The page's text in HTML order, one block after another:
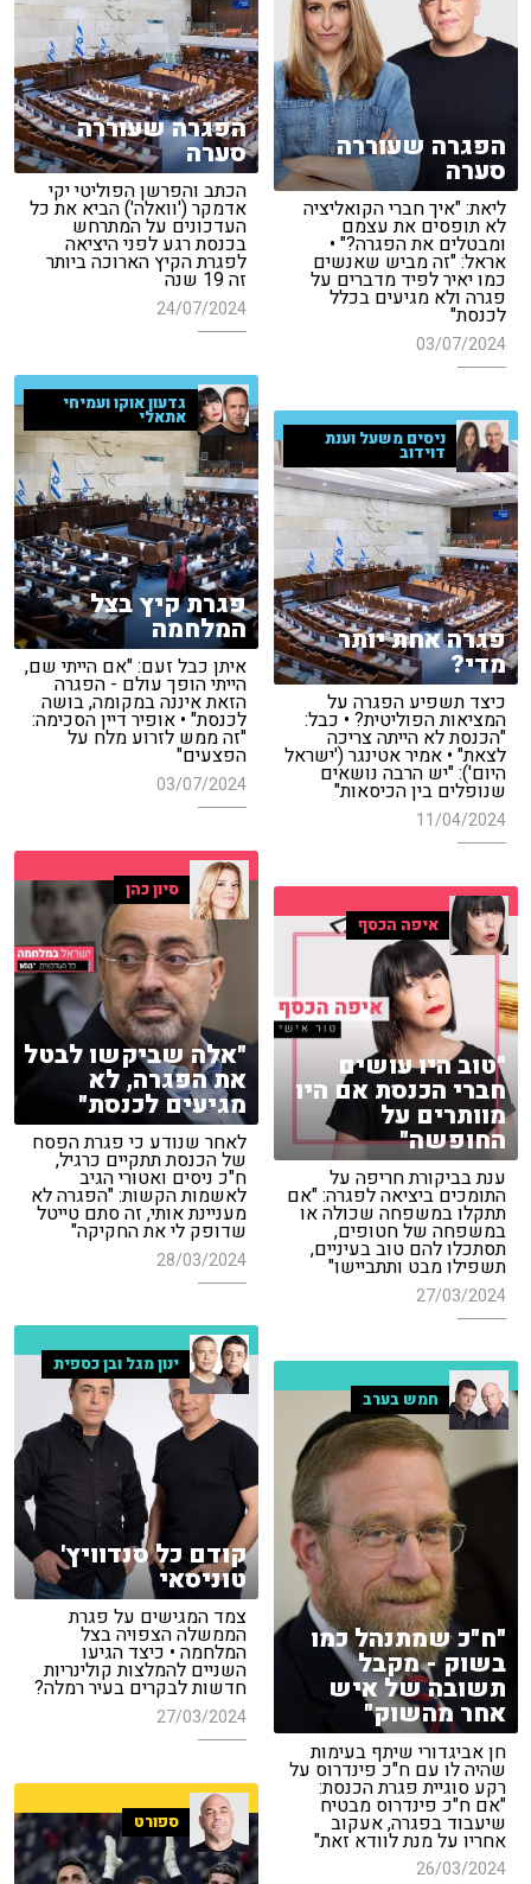
הפגרה שעוררה
סערה
הכתב והפרשן הפוליטי יקי
אדמקר ('וואלה') הביא את כל
העדכונים על המתרחש
בכנסת רגע לפני היציאה
לפגרת הקיץ הארוכה ביותר
זה 19 שנה
24/07/2024
הפגרה שעוררה
סערה
ליאת: "איך חברי הקואליציה
לא תופסים את עצמם
ומבטלים את הפגרה?" •
אראל: "זה מביש שאנשים
כמו יאיר לפיד מדברים על
פגרה ולא מגיעים בכלל
לכנסת"
03/07/2024
גדעון אוקו ועמיחי
אתאלי
פגרת קיץ בצל
המלחמה
איתן כבל זעם: "אם הייתי שם,
הייתי הופך עולם - הפגרה
הזאת איננה במקומה, בושה
לכנסת" • אופיר דיין הסכימה:
"זה ממש לזרוע מלח על
הפצעים"
03/07/2024
ניסים משעל וענת
דוידוב
פגרה אחת יותר
מדי?
כיצד תשפיע הפגרה על
המציאות הפוליטית? • כבל:
"הכנסת לא הייתה צריכה
לצאת" • אמיר אטינגר ('ישראל
היום'): "יש הרבה נושאים
שנופלים בין הכיסאות"
11/04/2024
סיון כהן
"אלה שביקשו לבטל
את הפגרה, לא
מגיעים לכנסת"
לאחר שנודע כי פגרת הפסח
של הכנסת תתקיים כרגיל,
ח"כ ניסים ואטורי הגיב
לאשמות הקשות: "הפגרה לא
מעניינת אותי, זה סתם טייטל
שדופק לי את החקיקה"
28/03/2024
איפה הכסף
"טוב היו עושים
חברי הכנסת אם היו
מוותרים על
החופשה"
ענת בביקורת חריפה על
התומכים ביציאה לפגרה: "אם
תתקלו במשפחה שכולה או
במשפחה של חטופים,
תסתכלו להם טוב בעיניים,
תשפילו מבט ותתביישו"
27/03/2024
ינון מגל ובן כספית
קודם כל סנדוויץ'
טוניסאי
צמד המגישים על פגרת
הממשלה הצפויה בצל
המלחמה • כיצד הגיעו
השניים להמלצות קולינריות
חדשות לבקרים בעיר רמלה?
27/03/2024
חמש בערב
"ח"כ שמתנהל כמו
בשוק - מקבל
תשובה של איש
אחר מהשוק"
חן אביגדורי שיתף בעימות
שהיה לו עם ח"כ פינדרוס על
רקע סוגיית פגרת הכנסת:
"אם ח"כ פינדרוס מבטיח
שיעבוד בפגרה, אעקוב
אחריו על מנת לוודא זאת"
26/03/2024
ספורט